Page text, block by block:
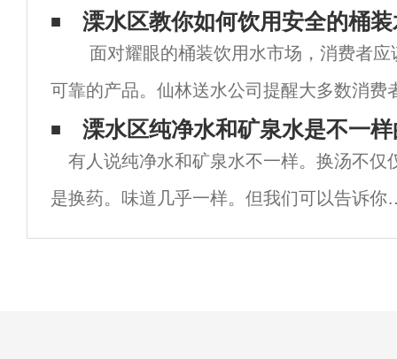
的。还需要经过地矿部门勘探评价，仙林送
采取水源地保护措施，可以理解为一种矿产
源。其
溧水区教你如何饮用安全的桶
面对耀眼的桶装饮用水市场，消费者应
可靠的产品。仙林送水公司提醒大多数消费
用水时应注意以下五点：1.购买桶装饮用水
水商，选择标注QS
溧水区纯净水和矿泉水是不一
有人说纯净水和矿泉水不一样。换汤不仅
是换药。味道几乎一样。但我们可以告诉你
是，纯净水和矿泉水是完全不同的。溧水区